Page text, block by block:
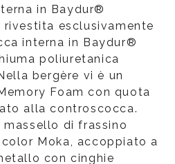
in Baydur®
esclusivamente
interna in Baydur®
poliuretanica
bergère vi è un
Foam con quota
alla controscocca.
massello di frassino
Moka, accoppiato a
con cinghie